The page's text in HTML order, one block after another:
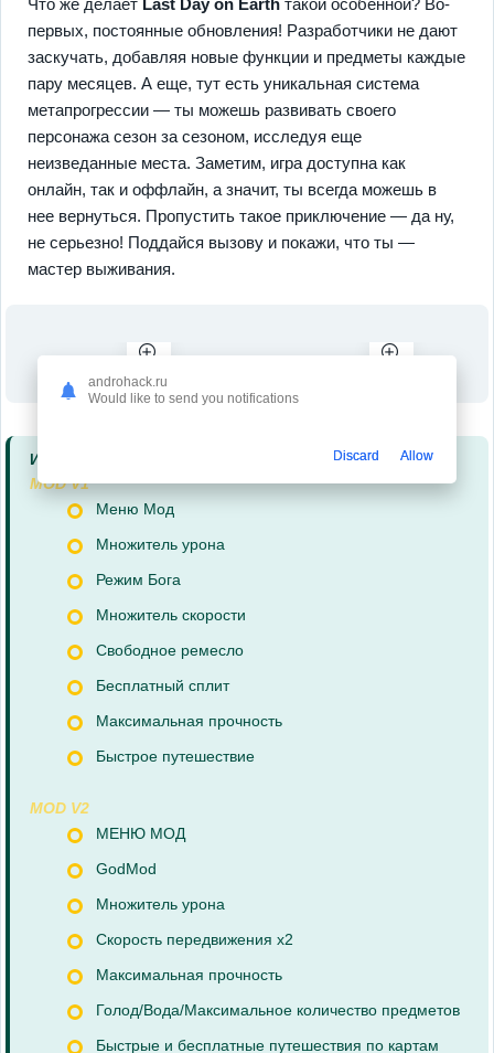
Что же делает Last Day on Earth такой особенной? Во-
первых, постоянные обновления! Разработчики не дают
заскучать, добавляя новые функции и предметы каждые
пару месяцев. А еще, тут есть уникальная система
метапрогрессии — ты можешь развивать своего
персонажа сезон за сезоном, исследуя еще
неизведанные места. Заметим, игра доступна как
онлайн, так и оффлайн, а значит, ты всегда можешь в
нее вернуться. Пропустить такое приключение — да ну,
не серьезно! Поддайся вызову и покажи, что ты —
мастер выживания.
Информация о моде
MOD V1
Меню Мод
Множитель урона
Режим Бога
Множитель скорости
Свободное ремесло
Бесплатный сплит
Максимальная прочность
Быстрое путешествие
MOD V2
МЕНЮ МОД
GodMod
Множитель урона
Скорость передвижения x2
Максимальная прочность
Голод/Вода/Максимальное количество предметов
Быстрые и бесплатные путешествия по картам
androhack.ru
Would like to send you notifications
Discard Allow